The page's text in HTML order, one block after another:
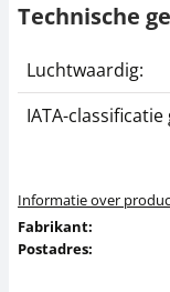
Technische
Luchtwaardig:
IATA-
Informatie over
Fabrikant:
Postadres: